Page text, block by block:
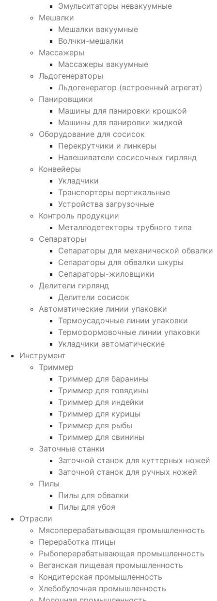
Эмульситаторы невакуумные
Мешалки
Мешалки вакуумные
Волчки-мешалки
Массажеры
Массажеры вакуумные
Льдогенераторы
Льдогенератор (встроенный агрегат)
Панировщики
Машины для панировки крошкой
Машины для панировки жидкой
Оборудование для сосисок
Перекрутчики и линкеры
Навешиватели сосисочных гирлянд
Конвейеры
Укладчики
Транспортеры вертикальные
Устройства загрузочные
Контроль продукции
Металлодетекторы трубного типа
Сепараторы
Сепараторы для механической обвалки
Сепараторы для обвалки шкуры
Сепараторы-жиловщики
Делители гирлянд
Делители сосисок
Автоматические линии упаковки
Термоусадочные линии упаковки
Термоформовочные линии упаковки
Укладчики автоматические
Инструмент
Триммер
Триммер для баранины
Триммер для говядины
Триммер для индейки
Триммер для курицы
Триммер для рыбы
Триммер для свинины
Заточные станки
Заточной станок для куттерных ножей
Заточной станок для ручных ножей
Пилы
Пилы для обвалки
Пилы для убоя
Отрасли
Мясоперерабатывающая промышленность
Переработка птицы
Рыбоперерабатывающая промышленность
Веганская пищевая промышленность
Кондитерская промышленность
Хлебобулочная промышленность